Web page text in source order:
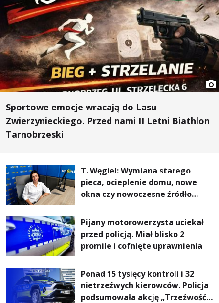
Sportowe emocje wracają do Lasu
Zwierzynieckiego. Przed nami II Letni Biathlon
Tarnobrzeski
T. Węgiel: Wymiana starego
pieca, ocieplenie domu, nowe
okna czy nowoczesne źródło
rachunki za energię, lepszy
komfort życia i... czystsze
powietrze
Pijany motorowerzysta uciekał
przed policją. Miał blisko 2
promile i cofnięte uprawnienia
Ponad 15 tysięcy kontroli i 32
nietrzeźwych kierowców. Policja
podsumowała akcję „Trzeźwość”